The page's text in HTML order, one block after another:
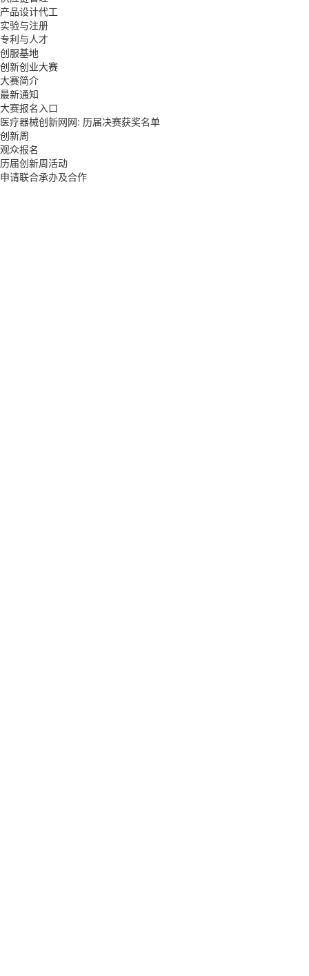
产品设计代工
实验与注册
专利与人才
创服基地
创新创业大赛
大赛简介
最新通知
大赛报名入口
医疗器械创新网网: 历届决赛获奖名单
创新周
观众报名
历届创新周活动
申请联合承办及合作